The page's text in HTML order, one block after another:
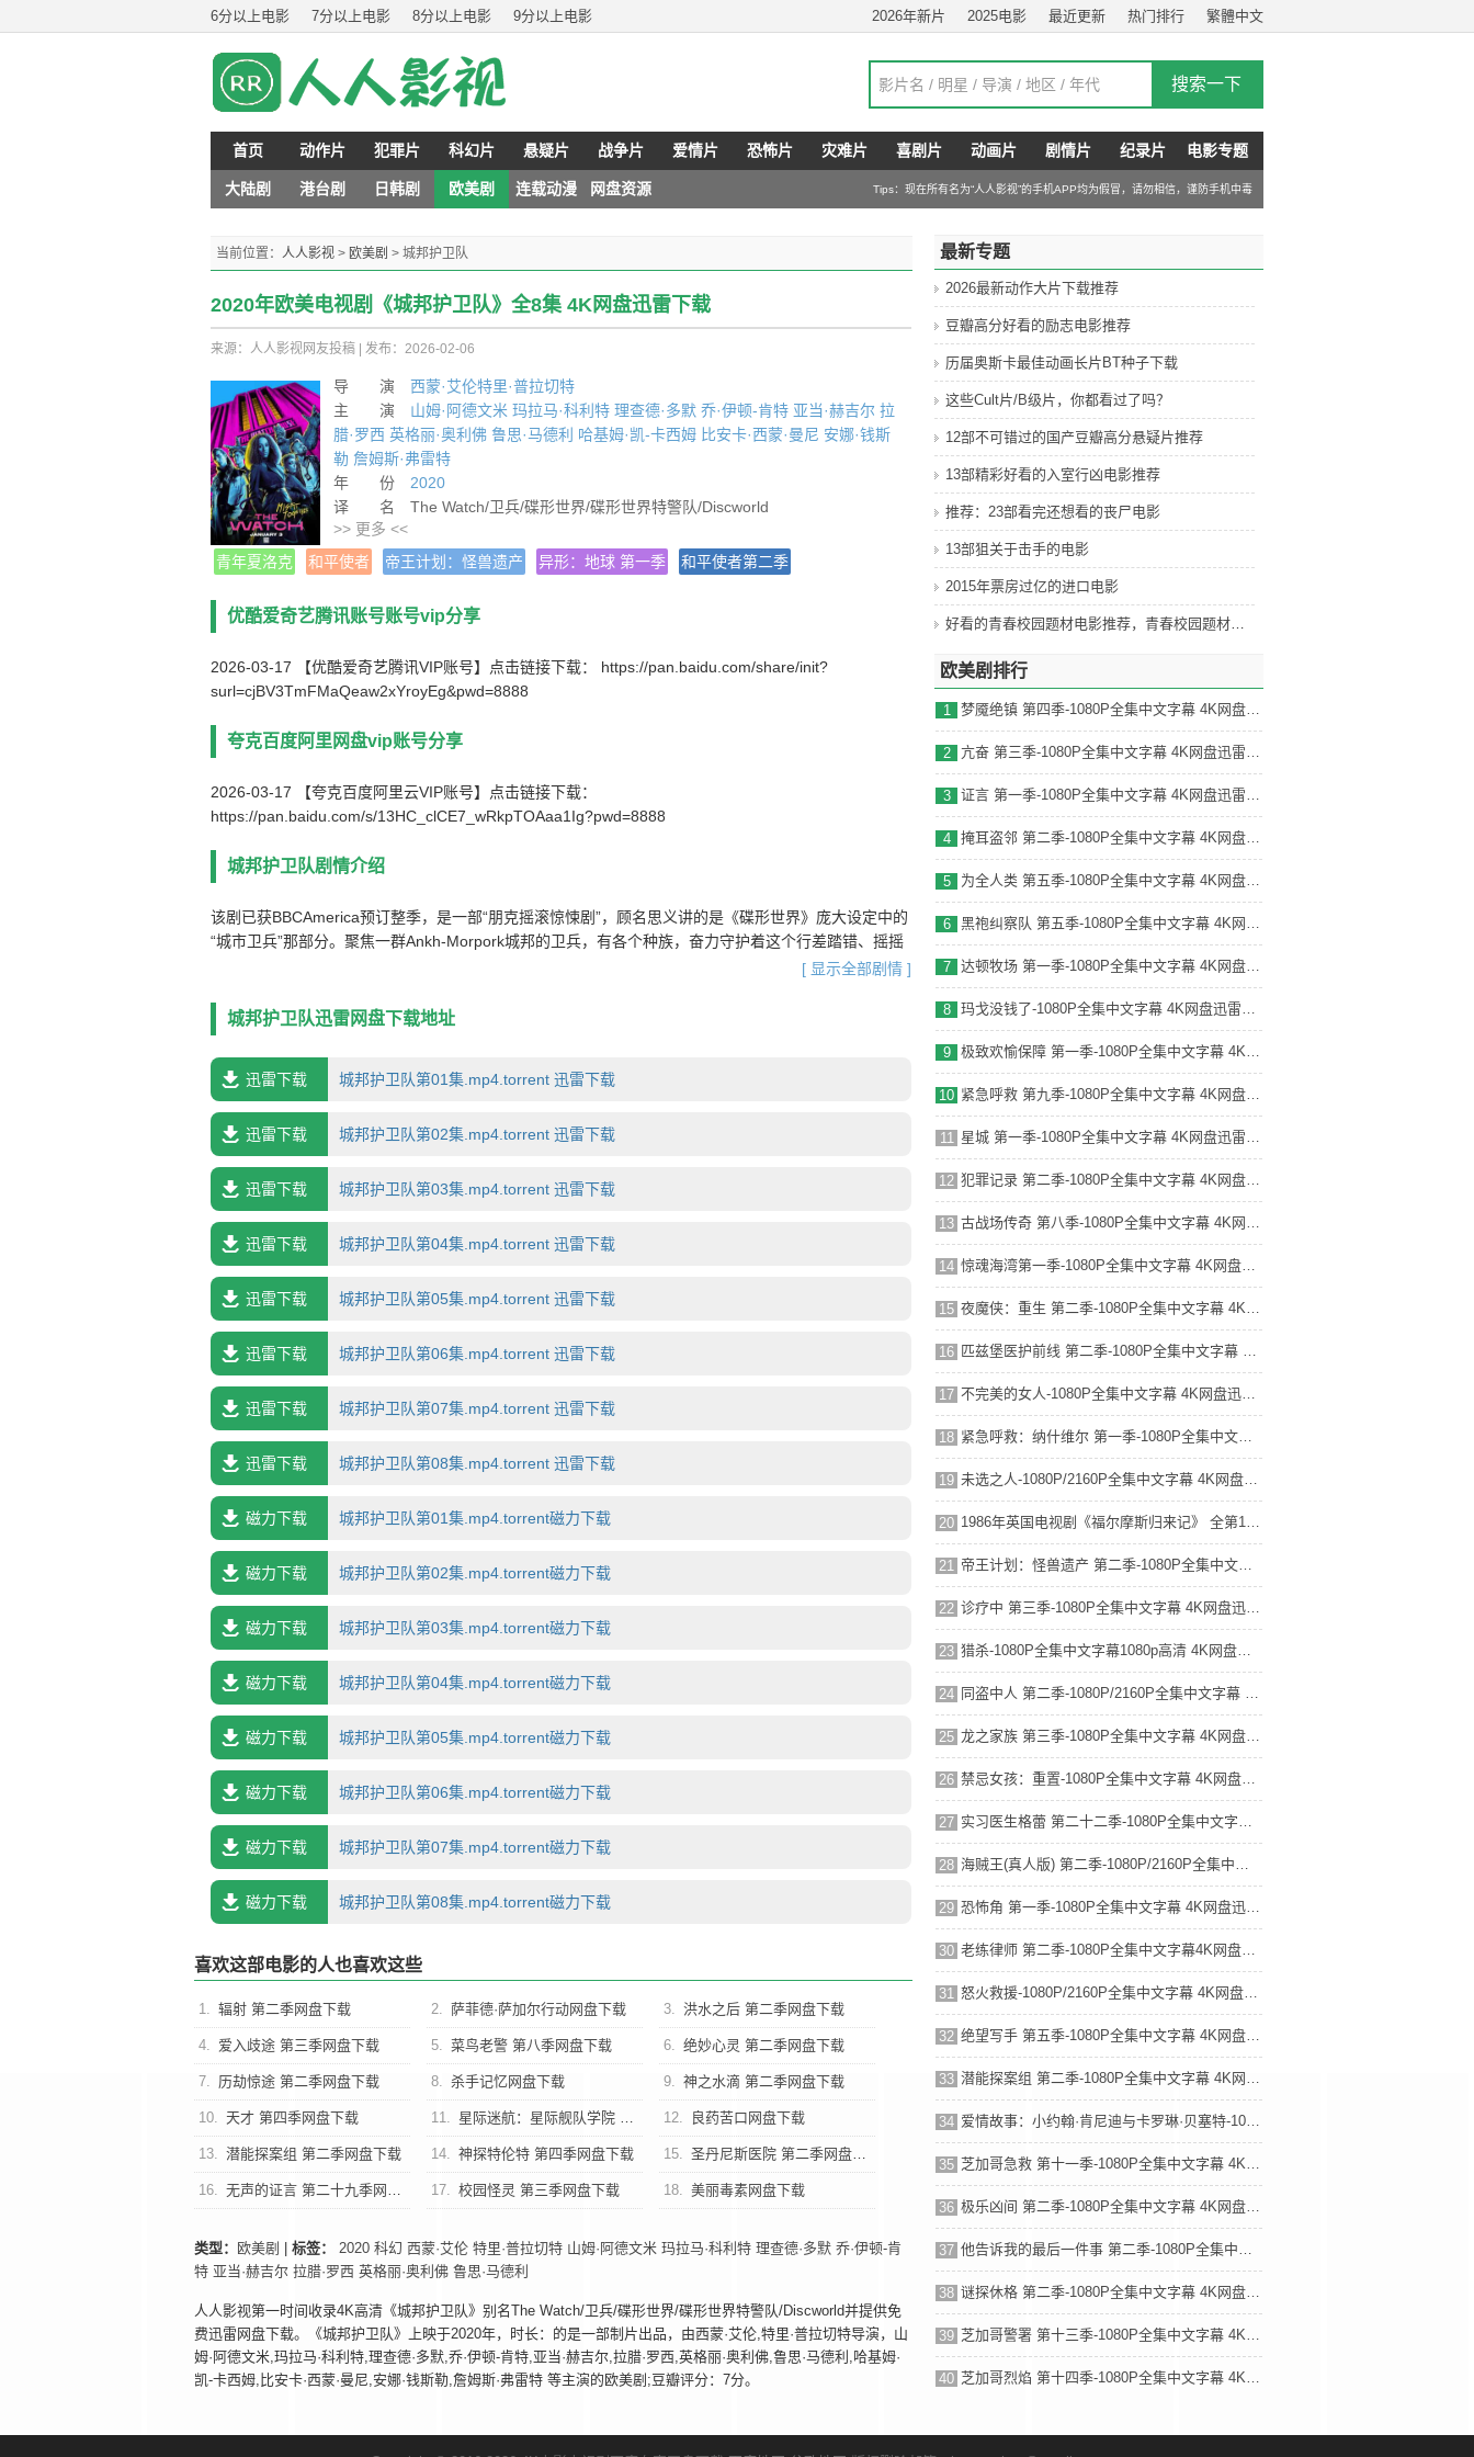
6分以上电影 7分以上电影 8分以上电影 9分以上电影 繁體中文
热门排行
最近更新
2025电影
2026年新片
首页 动作片 犯罪片 科幻片 悬疑片 战争片 爱情片 恐怖片 灾难片 喜剧片 动画片 剧情片 纪录片 电影专题
大陆剧 港台剧 日韩剧 欧美剧 连载动漫 网盘资源 Tips：现在所有名为“人人影视”的手机APP均为假冒，请勿相信，谨防手机中毒
当前位置： 人人影视 > 欧美剧 > 城邦护卫队
2020年欧美电视剧《城邦护卫队》全8集 4K网盘迅雷下载
来源：人人影视网友投稿 发布：2026-02-06
导 演 西蒙·艾伦特里·普拉切特
主 演 山姆·阿德文米 玛拉马·科利特 理查德·多默 乔·伊顿-肯特 亚当·赫吉尔 拉
腊·罗西 英格丽·奥利佛 鲁思·马德利 哈基姆·凯-卡西姆 比安卡·西蒙·曼尼 安娜·钱斯
勒 詹姆斯·弗雷特
年 份 2020
译 名 The Watch/卫兵/碟形世界/碟形世界特警队/Discworld
片 名 城邦护卫队
产 地 英国
类 别 科幻
语 言 英语
字 幕 中文字幕
集 数 8
>> 更多 <<
青年夏洛克
和平使者 帝王计划：怪兽遗产 异形：地球 第一季 和平使者第二季
优酷爱奇艺腾讯账号账号vip分享
2026-03-17 【优酷爱奇艺腾讯VIP账号】点击链接下载： https://pan.baidu.com/share/init?
surl=cjBV3TmFMaQeaw2xYroyEg&pwd=8888
夸克百度阿里网盘vip账号分享
2026-03-17 【夸克百度阿里云VIP账号】点击链接下载：
https://pan.baidu.com/s/13HC_clCE7_wRkpTOAaa1Ig?pwd=8888
城邦护卫队剧情介绍
该剧已获BBCAmerica预订整季，是一部“朋克摇滚惊悚剧”，顾名思义讲的是《碟形世界》庞大设定中的
“城市卫兵”那部分。聚焦一群Ankh-Morpork城邦的卫兵，有各个种族，奋力守护着这个行差踏错、摇摇
欲坠的城市。剧集中确定出现的角色还有小说系列的重点人物Death。《碟形世界》小说设定在一个巨
8000多万本。《卫兵》剧集由SimonAllen(《反击》《三个火枪手》)写剧本，BBC影业和普拉切特创办
的Narrativia影业合作打造，共8集。
[ 显示全部剧情 ]
城邦护卫队迅雷网盘下载地址
迅雷下载 城邦护卫队第01集.mp4.torrent 迅雷下载
迅雷下载 城邦护卫队第02集.mp4.torrent 迅雷下载
迅雷下载 城邦护卫队第03集.mp4.torrent 迅雷下载
迅雷下载 城邦护卫队第04集.mp4.torrent 迅雷下载
迅雷下载 城邦护卫队第05集.mp4.torrent 迅雷下载
迅雷下载 城邦护卫队第06集.mp4.torrent 迅雷下载
迅雷下载 城邦护卫队第07集.mp4.torrent 迅雷下载
迅雷下载 城邦护卫队第08集.mp4.torrent 迅雷下载
磁力下载 城邦护卫队第01集.mp4.torrent磁力下载
磁力下载 城邦护卫队第02集.mp4.torrent磁力下载
磁力下载 城邦护卫队第03集.mp4.torrent磁力下载
磁力下载 城邦护卫队第04集.mp4.torrent磁力下载
磁力下载 城邦护卫队第05集.mp4.torrent磁力下载
磁力下载 城邦护卫队第06集.mp4.torrent磁力下载
磁力下载 城邦护卫队第07集.mp4.torrent磁力下载
磁力下载 城邦护卫队第08集.mp4.torrent磁力下载
喜欢这部电影的人也喜欢这些
1. 辐射 第二季网盘下载 2. 萨菲德·萨加尔行动网盘下载 3. 洪水之后 第二季网盘下载
4. 爱入歧途 第三季网盘下载 5. 菜鸟老警 第八季网盘下载 6. 绝妙心灵 第二季网盘下载
7. 历劫惊途 第二季网盘下载 8. 杀手记忆网盘下载 9. 神之水滴 第二季网盘下载
10. 天才 第四季网盘下载 11. 星际迷航：星际舰队学院 第一季网盘下载 12. 良药苦口网盘下载
13. 潜能探案组 第二季网盘下载 14. 神探特伦特 第四季网盘下载 15. 圣丹尼斯医院 第二季网盘下载
16. 无声的证言 第二十九季网盘下载 17. 校园怪灵 第三季网盘下载 18. 美丽毒素网盘下载
类型： 欧美剧 标签： 2020 科幻 西蒙·艾伦 特里·普拉切特 山姆·阿德文米 玛拉马·科利特 理查德·多默 乔·伊顿-肯
特 亚当·赫吉尔 拉腊·罗西 英格丽·奥利佛 鲁思·马德利
人人影视第一时间收录4K高清《城邦护卫队》别名The Watch/卫兵/碟形世界/碟形世界特警队/Discworld并提供免
费迅雷网盘下载。《城邦护卫队》上映于2020年，时长：的是一部制片出品，由西蒙·艾伦,特里·普拉切特导演，山
姆·阿德文米,玛拉马·科利特,理查德·多默,乔·伊顿-肯特,亚当·赫吉尔,拉腊·罗西,英格丽·奥利佛,鲁思·马德利,哈基姆·
凯-卡西姆,比安卡·西蒙·曼尼,安娜·钱斯勒,詹姆斯·弗雷特 等主演的欧美剧;豆瓣评分：7分。
最新专题
2026最新动作大片下载推荐
豆瓣高分好看的励志电影推荐
历届奥斯卡最佳动画长片BT种子下载
这些Cult片/B级片，你都看过了吗？
12部不可错过的国产豆瓣高分悬疑片推荐
13部精彩好看的入室行凶电影推荐
推荐：23部看完还想看的丧尸电影
13部狙关于击手的电影
2015年票房过亿的进口电影
好看的青春校园题材电影推荐，青春校园题材电影排行
欧美剧排行
1 梦魇绝镇 第四季-1080P全集中文字幕 4K网盘迅雷下载
2 亢奋 第三季-1080P全集中文字幕 4K网盘迅雷下载
3 证言 第一季-1080P全集中文字幕 4K网盘迅雷下载
4 掩耳盗邻 第二季-1080P全集中文字幕 4K网盘迅雷下载
5 为全人类 第五季-1080P全集中文字幕 4K网盘迅雷下载
6 黑袍纠察队 第五季-1080P全集中文字幕 4K网盘迅雷下载
7 达顿牧场 第一季-1080P全集中文字幕 4K网盘迅雷下载
8 玛戈没钱了-1080P全集中文字幕 4K网盘迅雷下载
9 极致欢愉保障 第一季-1080P全集中文字幕 4K网盘迅雷下载
10 紧急呼救 第九季-1080P全集中文字幕 4K网盘迅雷下载
11 星城 第一季-1080P全集中文字幕 4K网盘迅雷下载
12 犯罪记录 第二季-1080P全集中文字幕 4K网盘迅雷下载
13 古战场传奇 第八季-1080P全集中文字幕 4K网盘迅雷下载
14 惊魂海湾第一季-1080P全集中文字幕 4K网盘迅雷下载
15 夜魔侠：重生 第二季-1080P全集中文字幕 4K网盘迅雷下载
16 匹兹堡医护前线 第二季-1080P全集中文字幕 4K网盘迅雷下载
17 不完美的女人-1080P全集中文字幕 4K网盘迅雷下载
18 紧急呼救：纳什维尔 第一季-1080P全集中文字幕 4K网盘迅雷下载
19 未选之人-1080P/2160P全集中文字幕 4K网盘迅雷下载
20 1986年英国电视剧《福尔摩斯归来记》 全第13集 4K网盘迅雷下载
21 帝王计划：怪兽遗产 第二季-1080P全集中文字幕 4K网盘迅雷下载
22 诊疗中 第三季-1080P全集中文字幕 4K网盘迅雷下载
23 猎杀-1080P全集中文字幕1080p高清 4K网盘迅雷下载
24 同盗中人 第二季-1080P/2160P全集中文字幕 4K网盘迅雷下载
25 龙之家族 第三季-1080P全集中文字幕 4K网盘迅雷下载
26 禁忌女孩：重置-1080P全集中文字幕 4K网盘迅雷下载
27 实习医生格蕾 第二十二季-1080P全集中文字幕 4K网盘迅雷下载
28 海贼王(真人版) 第二季-1080P/2160P全集中文字幕
29 恐怖角 第一季-1080P全集中文字幕 4K网盘迅雷下载
30 老练律师 第二季-1080P全集中文字幕4K网盘迅雷下载
31 怒火救援-1080P/2160P全集中文字幕 4K网盘迅雷下载
32 绝望写手 第五季-1080P全集中文字幕 4K网盘迅雷下载
33 潜能探案组 第二季-1080P全集中文字幕 4K网盘迅雷下载
34 爱情故事：小约翰·肯尼迪与卡罗琳·贝塞特-1080P全集中文字幕 4K网盘迅雷下载
35 芝加哥急救 第十一季-1080P全集中文字幕 4K网盘迅雷下载
36 极乐凶间 第二季-1080P全集中文字幕 4K网盘迅雷下载
37 他告诉我的最后一件事 第二季-1080P全集中文字幕 4K网盘迅雷下载
38 谜探休格 第二季-1080P全集中文字幕 4K网盘迅雷下载
39 芝加哥警署 第十三季-1080P全集中文字幕 4K网盘迅雷下载
40 芝加哥烈焰 第十四季-1080P全集中文字幕 4K网盘迅雷下载